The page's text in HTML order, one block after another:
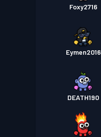
Foxy2716
Eymen2016
DEATH190